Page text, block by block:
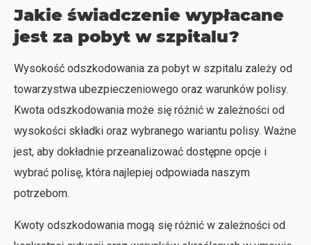
Jakie świadczenie wypłacane
jest za pobyt w szpitalu?
Wysokość odszkodowania za pobyt w szpitalu zależy od
towarzystwa ubezpieczeniowego oraz warunków polisy.
Kwota odszkodowania może się różnić w zależności od
wysokości składki oraz wybranego wariantu polisy. Ważne
jest, aby dokładnie przeanalizować dostępne opcje i
wybrać polisę, która najlepiej odpowiada naszym
potrzebom.
Kwoty odszkodowania mogą się różnić w zależności od